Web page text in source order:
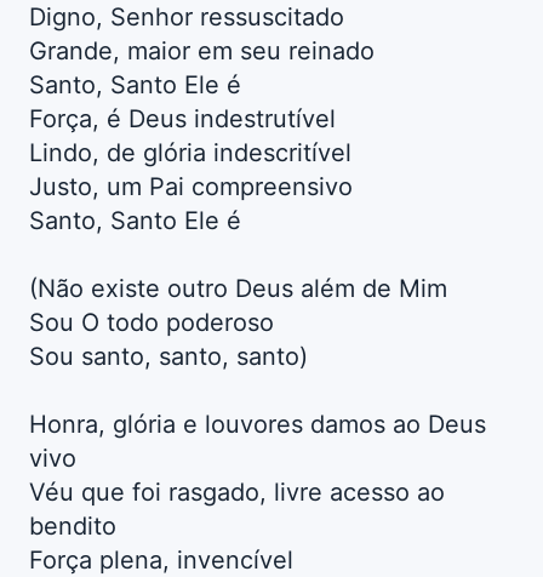
Digno, Senhor ressuscitado
Grande, maior em seu reinado
Santo, Santo Ele é
Força, é Deus indestrutível
Lindo, de glória indescritível
Justo, um Pai compreensivo
Santo, Santo Ele é
(Não existe outro Deus além de Mim
Sou O todo poderoso
Sou santo, santo, santo)
Honra, glória e louvores damos ao Deus
vivo
Véu que foi rasgado, livre acesso ao
bendito
Força plena, invencível